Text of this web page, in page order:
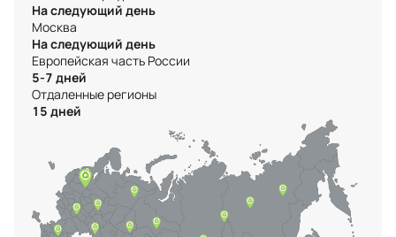
На следующий день
Москва
На следующий день
Европейская часть России
5-7 дней
Отдаленные регионы
15 дней